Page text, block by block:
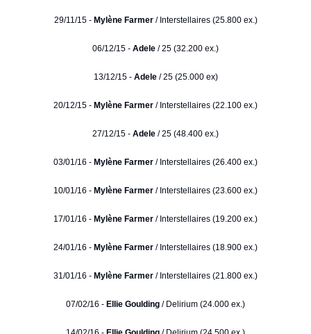
29/11/15 - Mylène Farmer/ Interstellaires (25.800 ex.)
06/12/15 - Adele / 25 (32.200 ex.)
13/12/15 - Adele / 25 (25.000 ex)
20/12/15 - Mylène Farmer / Interstellaires (22.100 ex.)
27/12/15 - Adele / 25 (48.400 ex.)
03/01/16 - Mylène Farmer / Interstellaires (26.400 ex.)
10/01/16 - Mylène Farmer / Interstellaires (23.600 ex.)
17/01/16 - Mylène Farmer / Interstellaires (19.200 ex.)
24/01/16 - Mylène Farmer / Interstellaires (18.900 ex.)
31/01/16 - Mylène Farmer / Interstellaires (21.800 ex.)
07/02/16 - Ellie Goulding / Delirium (24.000 ex.)